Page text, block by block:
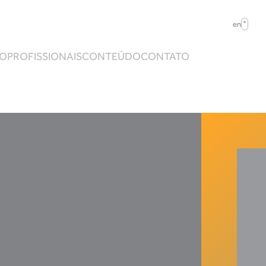
en
PROFISSIONAISCONTEÚDOCONTATO